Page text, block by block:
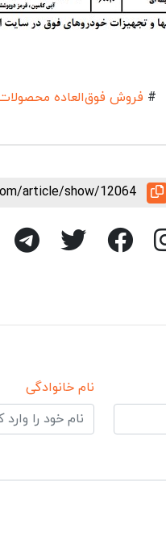
# فروش فوق‌العاده محصولات
article/show/12064
نام خانوادگی